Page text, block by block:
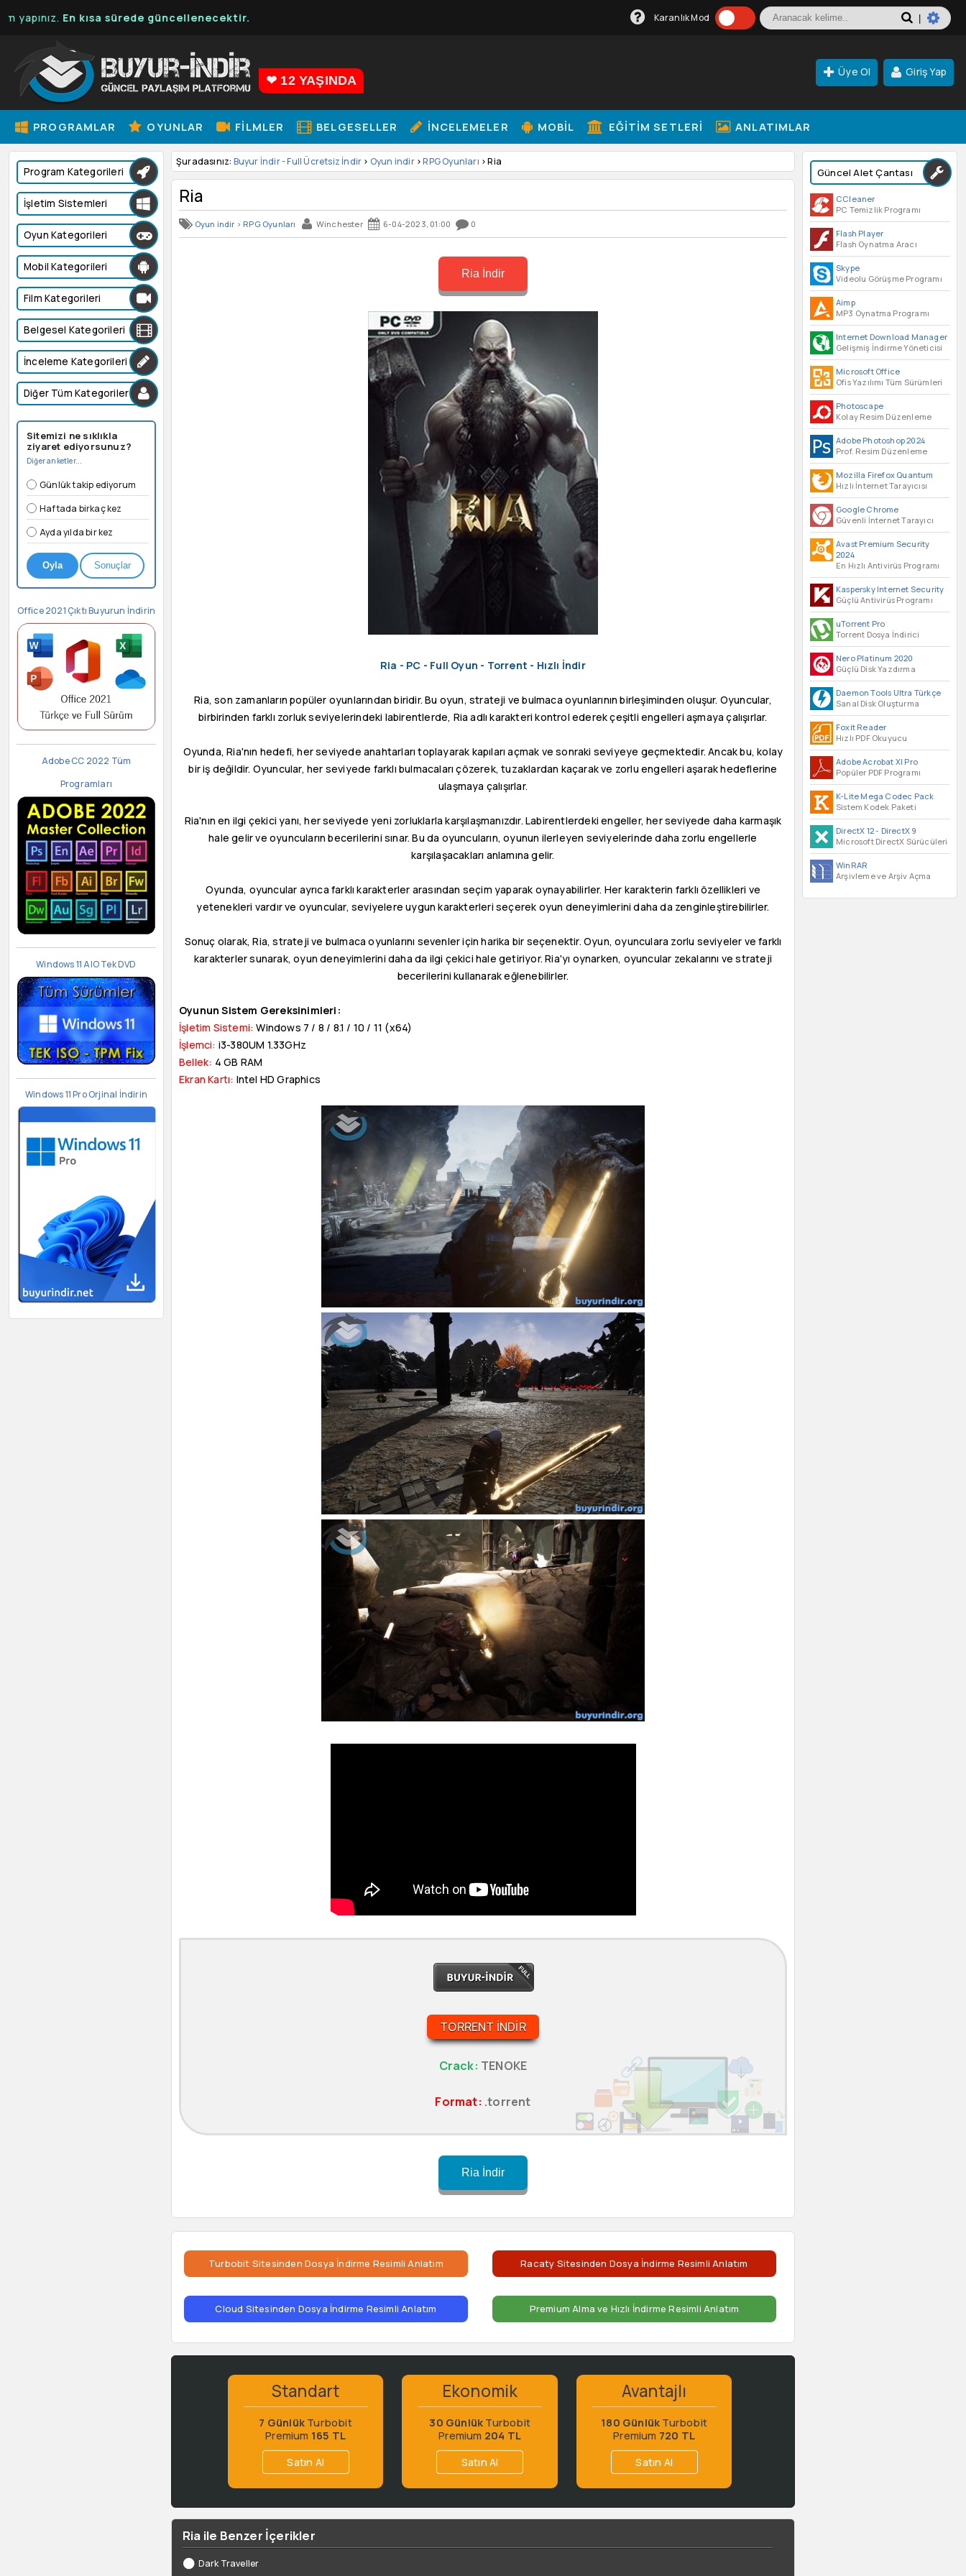
En kısa sürede güncellenecektir. Karanlık Mod
❤ 12 YAŞINDA
Üye Ol Giriş Yap
PROGRAMLAR OYUNLAR FILMLER BELGESELLER İNCELEMELER MOBIL EĞITIM SETLERI ANLATIMLAR
Güncel Alet Çantası
CCleaner
PC Temizlik Programı
Flash Player
Flash Oynatma Aracı
Skype
Videolu Görüşme Programı
Aimp
MP3 Oynatma Programı
Internet Download Manager
Gelişmiş İndirme Yöneticisi
Microsoft Office
Ofis Yazılımı Tüm Sürümleri
Photoscape
Kolay Resim Düzenleme
Adobe Photoshop 2024
Prof. Resim Düzenleme
Mozilla Firefox Quantum
Hızlı İnternet Tarayıcısı
Google Chrome
Güvenli İnternet Tarayıcı
Avast Premium Security
2024
En Hızlı Antivirüs Programı
Kaspersky Internet Security
Güçlü Antivirüs Programı
uTorrent Pro
Torrent Dosya İndirici
Nero Platinum 2020
Güçlü Disk Yazdırma
Daemon Tools Ultra Türkçe
Sanal Disk Oluşturma
Foxit Reader
Hızlı PDF Okuyucu
Adobe Acrobat XI Pro
Popüler PDF Programı
K-Lite Mega Codec Pack
Sistem Kodek Paketi
DirectX 12- DirectX 9
Microsoft DirectX Sürücüleri
WinRAR
Arşivleme ve Arşiv Açma
Program Kategorileri
İşletim Sistemleri
Oyun Kategorileri
Mobil Kategorileri
Film Kategorileri
Belgesel Kategorileri
İnceleme Kategorileri
Diğer Tüm Kategoriler
Sitemizi ne sıklıkla
ziyaret ediyorsunuz?
Diğer anketler...
Günlük takip ediyorum
Haftada birkaç kez
Ayda yılda bir kez
Oyla Sonuçlar
Office 2021 Çıktı Buyurun İndirin
Adobe CC 2022 Tüm
Programları
Windows 11 AIO Tek DVD
Windows 11 Pro Orjinal İndirin
Şuradasınız: Buyur İndir - Full Ücretsiz İndir > Oyun indir>RPG Oyunları > Ria
Ria
Oyun indir >RPG Oyunları Winchester 6-04-2023, 01:00 0
Ria İndir
Ria - PC - Full Oyun - Torrent - Hızlı İndir
Ria, son zamanların popüler oyunlarından biridir. Bu oyun, strateji ve bulmaca oyunlarının birleşiminden oluşur. Oyuncular,
birbirinden farklı zorluk seviyelerindeki labirentlerde, Ria adlı karakteri kontrol ederek çeşitli engelleri aşmaya çalışırlar.
Oyunda, Ria'nın hedefi, her seviyede anahtarları toplayarak kapıları açmak ve sonraki seviyeye geçmektedir. Ancak bu, kolay
bir iş değildir. Oyuncular, her seviyede farklı bulmacaları çözerek, tuzaklardan kaçarak ve zorlu engelleri aşarak hedeflerine
ulaşmaya çalışırlar.
Ria'nın en ilgi çekici yanı, her seviyede yeni zorluklarla karşılaşmanızdır. Labirentlerdeki engeller, her seviyede daha karmaşık
hale gelir ve oyuncuların becerilerini sınar. Bu da oyuncuların, oyunun ilerleyen seviyelerinde daha zorlu engellerle
karşılaşacakları anlamına gelir.
Oyunda, oyuncular ayrıca farklı karakterler arasından seçim yaparak oynayabilirler. Her karakterin farklı özellikleri ve
yetenekleri vardır ve oyuncular, seviyelere uygun karakterleri seçerek oyun deneyimlerini daha da zenginleştirebilirler.
Sonuç olarak, Ria, strateji ve bulmaca oyunlarını sevenler için harika bir seçenektir. Oyun, oyunculara zorlu seviyeler ve farklı
karakterler sunarak, oyun deneyimlerini daha da ilgi çekici hale getiriyor. Ria'yı oynarken, oyuncular zekalarını ve strateji
becerilerini kullanarak eğlenebilirler.
Oyunun Sistem Gereksinimleri:
İşletim Sistemi: Windows 7 / 8 / 8.1 / 10 / 11 (x64)
İşlemci: i3-380UM 1.33GHz
Bellek: 4 GB RAM
Ekran Kartı: Intel HD Graphics
TORRENT İNDIR
Crack: TENOKE
Format: .torrent
Ria İndir
Turbobit Sitesinden Dosya İndirme Resimli Anlatım Racaty Sitesinden Dosya İndirme Resimli Anlatım
Cloud Sitesinden Dosya İndirme Resimli Anlatım Premium Alma ve Hızlı İndirme Resimli Anlatım
Standart
7 Günlük Turbobit
Premium 165 TL
Satın Al
Ekonomik
30 Günlük Turbobit
Premium 204 TL
Satın Al
Avantajlı
180 Günlük Turbobit
Premium 720 TL
Satın Al
Ria ile Benzer İçerikler
Dark Traveller